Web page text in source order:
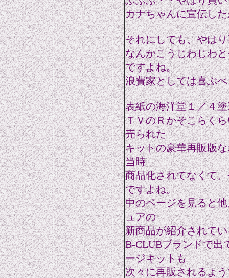
カナちゃんに宣伝し
それにしても、やは
なんかこうじわじわ
ですよね。
浪費家としては喜ぶ
表紙の海洋堂１／４
ＴＶのＲかそこらく
売られた
キットの豪華再販版
当時
商品化されてなくて
ですよね。
中のページを見ると
ュアの
新商品が紹介されて
B-CLUBブランドで出
ージキットも
次々に再販されるよ